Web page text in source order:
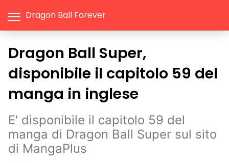
Dragon Ball Forever
Dragon Ball Super,
disponibile il capitolo 59 del
manga in inglese
E' disponibile il capitolo 59 del
manga di Dragon Ball Super sul sito
di MangaPlus